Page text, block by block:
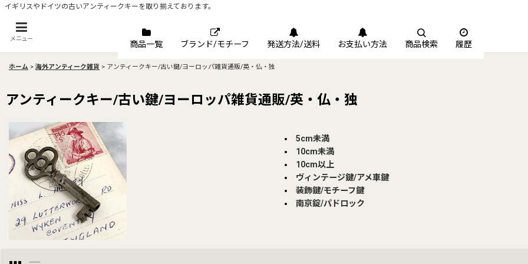
イギリスやドイツの古いアンティークキーを取り揃えております。
メニュー
商品一覧 ブランド/モチーフ 発送方法/送料 お支払い方法 商品検索 履歴
ホーム > 海外アンティーク雑貨 > アンティークキー/古い鍵/ヨーロッパ雑貨通販/英・仏・独
アンティークキー/古い鍵/ヨーロッパ雑貨通販/英・仏・独
5cm未満
10cm未満
10cm以上
ヴィンテージ鍵/アメ車鍵
装飾鍵/モチーフ鍵
南京錠/パドロック